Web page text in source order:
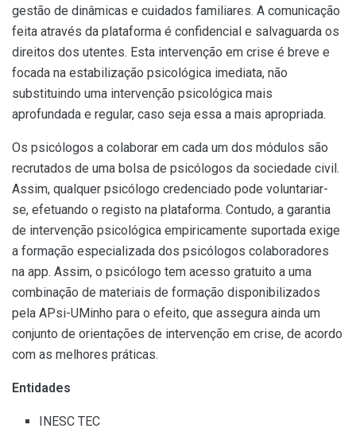
gestão de dinâmicas e cuidados familiares. A comunicação
feita através da plataforma é confidencial e salvaguarda os
direitos dos utentes. Esta intervenção em crise é breve e
focada na estabilização psicológica imediata, não
substituindo uma intervenção psicológica mais
aprofundada e regular, caso seja essa a mais apropriada.
Os psicólogos a colaborar em cada um dos módulos são
recrutados de uma bolsa de psicólogos da sociedade civil.
Assim, qualquer psicólogo credenciado pode voluntariar-
se, efetuando o registo na plataforma. Contudo, a garantia
de intervenção psicológica empiricamente suportada exige
a formação especializada dos psicólogos colaboradores
na app. Assim, o psicólogo tem acesso gratuito a uma
combinação de materiais de formação disponibilizados
pela APsi-UMinho para o efeito, que assegura ainda um
conjunto de orientações de intervenção em crise, de acordo
com as melhores práticas.
Entidades
INESC TEC